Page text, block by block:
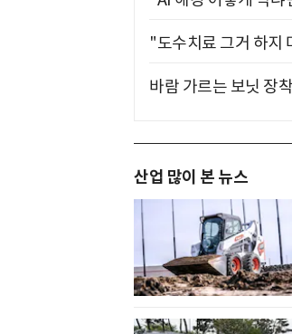
"도수치료 그거 하지
바람 가르는 보닛 장
산업 많이 본 뉴스